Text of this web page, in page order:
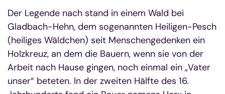
Der Legende nach stand in einem Wald bei
Gladbach-Hehn, dem sogenannten Heiligen-Pesch
(heiliges Wäldchen) seit Menschengedenken ein
Holzkreuz, an dem die Bauern, wenn sie von der
Arbeit nach Hause gingen, noch einmal ein „Vater
unser“ beteten. In der zweiten Hälfte des 16.